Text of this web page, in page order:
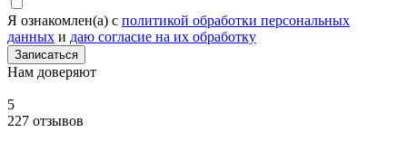
Я ознакомлен(а) с политикой обработки персональных
данных и даю согласие на их обработку
Записаться
Нам доверяют
5
227 отзывов